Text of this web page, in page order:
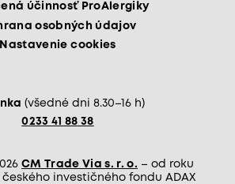
účinnosť ProAlergiky
osobných údajov
Nastavenie cookies
(všedné dni 8.30–16 h)
0233 41 88 38
CM Trade Via s. r. o. – od roku
českého investičného fondu ADAX